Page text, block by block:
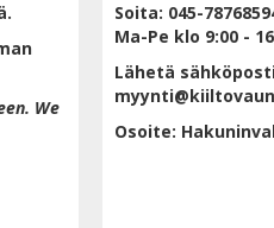
We
Soita: 045-
Ma-Pe klo 9:00 -
Lähetä
Osoite: